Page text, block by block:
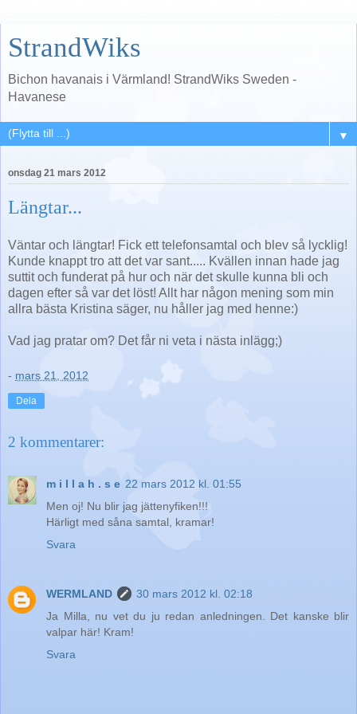
StrandWiks
Bichon havanais i Värmland! StrandWiks Sweden -
Havanese
▼
onsdag 21 mars 2012
Längtar...
Väntar och längtar! Fick ett telefonsamtal och blev så lycklig!
Kunde knappt tro att det var sant..... Kvällen innan hade jag
suttit och funderat på hur och när det skulle kunna bli och
dagen efter så var det löst! Allt har någon mening som min
allra bästa Kristina säger, nu håller jag med henne:)
Vad jag pratar om? Det får ni veta i nästa inlägg;)
- mars 21, 2012
Dela
2 kommentarer:
m i l l a h . s e 22 mars 2012 kl. 01:55
Men oj! Nu blir jag jättenyfiken!!!
Härligt med såna samtal, kramar!
Svara
WERMLAND
30 mars 2012 kl. 02:18
Ja Milla, nu vet du ju redan anledningen. Det kanske blir
valpar här! Kram!
Svara